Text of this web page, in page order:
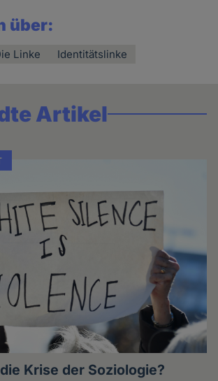
über:
Linke Identitätslinke
Artikel
Krise der Soziologie?